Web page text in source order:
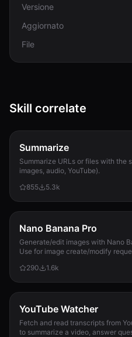
Versione
Aggiornato
File
Skill correlate
Summarize
Summarize URLs or files with the
images, audio, YouTube).
855
5.3k
Nano Banana Pro
Generate/edit images with Nano
Use for image create/modify
290
1.6k
YouTube Watcher
Fetch and read transcripts from
to summarize a video, answer